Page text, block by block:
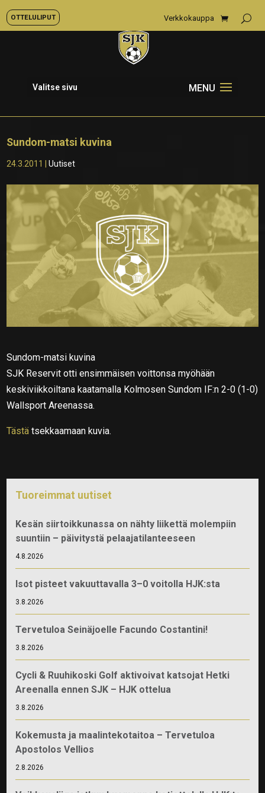
OTTELULIPUT Verkkokauppa
Valitse sivu
Sundom-matsi kuvina
24.3.2011 |Uutiset
Sundom-matsi kuvina
SJK Reservit otti ensimmäisen voittonsa myöhään
keskiviikkoiltana kaatamalla Kolmosen Sundom IF:n 2-0 (1-0)
Wallsport Areenassa.
Tästä tsekkaamaan kuvia.
Tuoreimmat uutiset
Kesän siirtoikkunassa on nähty liikettä molempiin
suuntiin – päivitystä pelaajatilanteeseen
4.8.2026
Isot pisteet vakuuttavalla 3–0 voitolla HJK:sta
3.8.2026
Tervetuloa Seinäjoelle Facundo Costantini!
3.8.2026
Cycli & Ruuhikoski Golf aktivoivat katsojat Hetki
Areenalla ennen SJK – HJK ottelua
3.8.2026
Kokemusta ja maalintekotaitoa – Tervetuloa
Apostolos Vellios
2.8.2026